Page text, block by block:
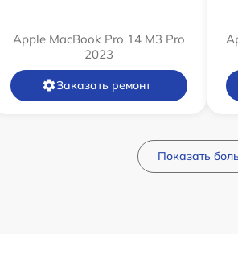
Apple MacBook Pro 14 M3 Pro
2023
Заказать ремонт
Показать